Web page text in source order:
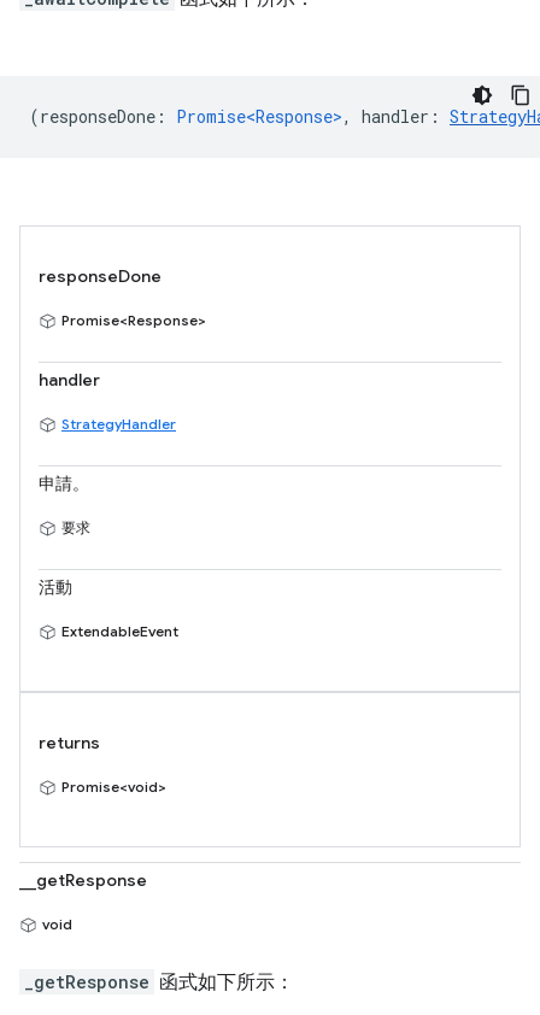
(responseDone : Promise<Response>, handler :
responseDone
Promise<Response>
handler
StrategyHandler
申請。
要求
活動
ExtendableEvent
returns
Promise<void>
__getResponse
void
_getResponse 函式如下所示：